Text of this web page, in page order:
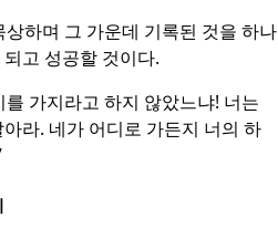
하며 그 가운데 기록된 것을 하나
고 성공할 것이다.
가지라고 하지 않았느냐! 너는
라. 네가 어디로 가든지 너의 하